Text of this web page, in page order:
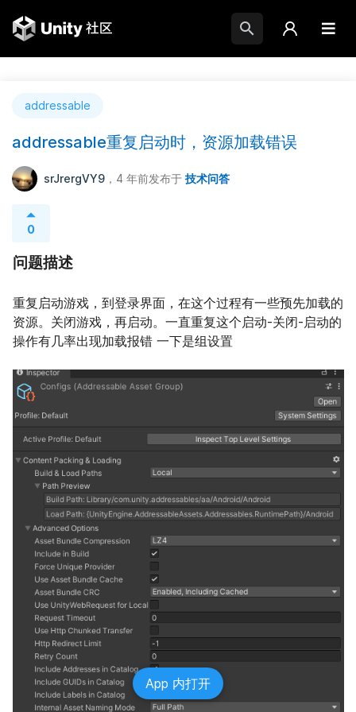
addressable
addressable重复启动时，资源加载错误
srJrergVY9 ，4 年前发布于 技术问答
0
问题描述
重复启动游戏，到登录界面，在这个过程有一些预先加载的
资源。关闭游戏，再启动。一直重复这个启动-关闭-启动的
操作有几率出现加载报错 一下是组设置
App 内打开